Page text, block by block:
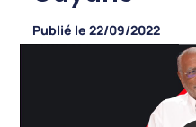
Publié le 22/09/2022